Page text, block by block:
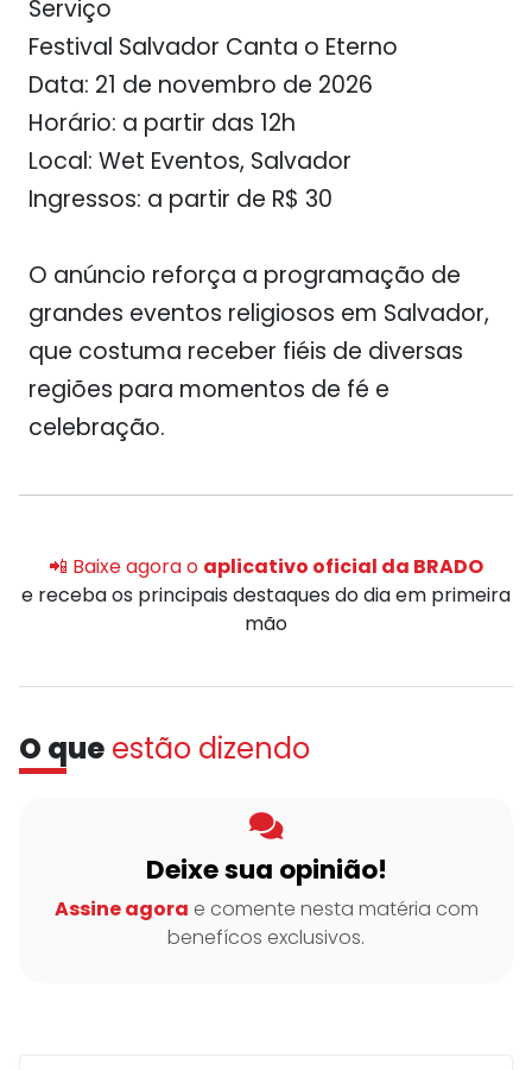
Serviço
Festival Salvador Canta o Eterno
Data: 21 de novembro de 2026
Horário: a partir das 12h
Local: Wet Eventos, Salvador
Ingressos: a partir de R$ 30
O anúncio reforça a programação de
grandes eventos religiosos em Salvador,
que costuma receber fiéis de diversas
regiões para momentos de fé e
celebração.
📲 Baixe agora o aplicativo oficial da BRADO
e receba os principais destaques do dia em primeira
mão
O que estão dizendo
Deixe sua opinião!
Assine agora e comente nesta matéria com
benefícos exclusivos.